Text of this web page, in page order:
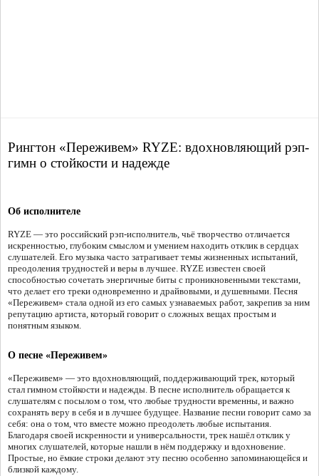
Рингтон «Переживем» RYZE: вдохновляющий рэп-
гимн о стойкости и надежде
Об исполнителе
RYZE — это российский рэп-исполнитель, чьё творчество отличается
искренностью, глубоким смыслом и умением находить отклик в сердцах
слушателей. Его музыка часто затрагивает темы жизненных испытаний,
преодоления трудностей и веры в лучшее. RYZE известен своей
способностью сочетать энергичные биты с проникновенными текстами,
что делает его треки одновременно и драйвовыми, и душевными. Песня
«Переживем» стала одной из его самых узнаваемых работ, закрепив за ним
репутацию артиста, который говорит о сложных вещах простым и
понятным языком.
О песне «Переживем»
«Переживем» — это вдохновляющий, поддерживающий трек, который
стал гимном стойкости и надежды. В песне исполнитель обращается к
слушателям с посылом о том, что любые трудности временны, и важно
сохранять веру в себя и в лучшее будущее. Название песни говорит само за
себя: она о том, что вместе можно преодолеть любые испытания.
Благодаря своей искренности и универсальности, трек нашёл отклик у
многих слушателей, которые нашли в нём поддержку и вдохновение.
Простые, но ёмкие строки делают эту песню особенно запоминающейся и
близкой каждому.